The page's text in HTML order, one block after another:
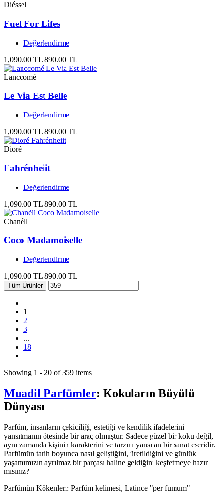
Diéssel
Fuel For Lifes
Değerlendirme
1,090.00 TL 890.00 TL
Lanccomé
Le Via Est Belle
Değerlendirme
1,090.00 TL 890.00 TL
Dioré
Fahrénheiit
Değerlendirme
1,090.00 TL 890.00 TL
Chanéll
Coco Madamoiselle
Değerlendirme
1,090.00 TL 890.00 TL
Tüm Ürünler
1
2
3
...
18
Showing 1 - 20 of 359 items
Muadil Parfümler: Kokuların Büyülü
Dünyası
Parfüm, insanların çekiciliği, estetiği ve kendilik ifadelerini
yansıtmanın ötesinde bir araç olmuştur. Sadece güzel bir koku değil,
aynı zamanda kişinin karakterini ve tarzını yansıtan bir sanat eseridir.
Parfümün tarih boyunca nasıl geliştiğini, üretildiğini ve günlük
yaşamımızın ayrılmaz bir parçası haline geldiğini keşfetmeye hazır
mısınız?
Parfümün Kökenleri: Parfüm kelimesi, Latince "per fumum"